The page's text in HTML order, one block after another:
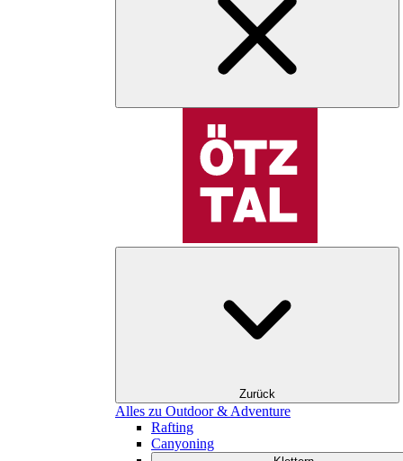
Zurück
Alles zu Outdoor & Adventure
Rafting
Canyoning